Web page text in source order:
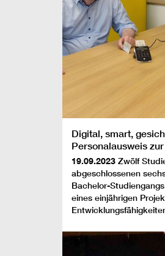
Digital, smart,
Personalausweis
19.09.2023 Zwölf
abgeschlossenen
Bachelor-
eines einjährigen